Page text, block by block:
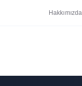
Hakkımızda